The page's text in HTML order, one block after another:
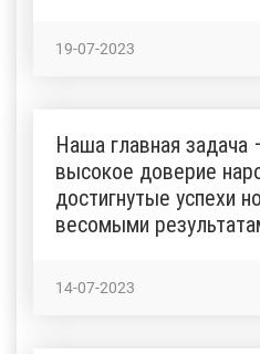
19-07-2023
Наша главная задача
высокое доверие
достигнутые успехи
весомыми
14-07-2023